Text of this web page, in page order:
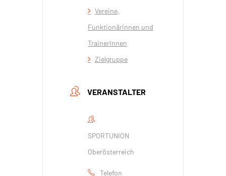
Vereine,
FunktionärInnen und
TrainerInnen
Zielgruppe
VERANSTALTER
SPORTUNION
Oberösterreich
Telefon